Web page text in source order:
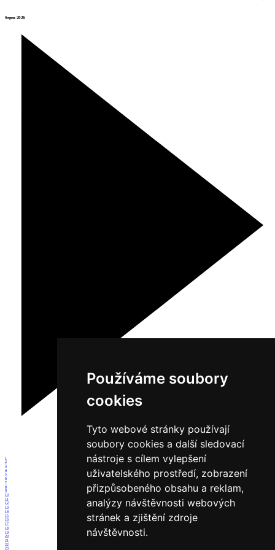
Používáme soubory
cookies
Tyto webové stránky používají
soubory cookies a další sledovací
nástroje s cílem vylepšení
uživatelského prostředí, zobrazení
přizpůsobeného obsahu a reklam,
analýzy návštěvnosti webových
stránek a zjištění zdroje
návštěvnosti.
Srpen 2026
1
2
3
4
5
6
7
8
9
10
11
12
13
14
15
16
17
18
19
20
21
22
23